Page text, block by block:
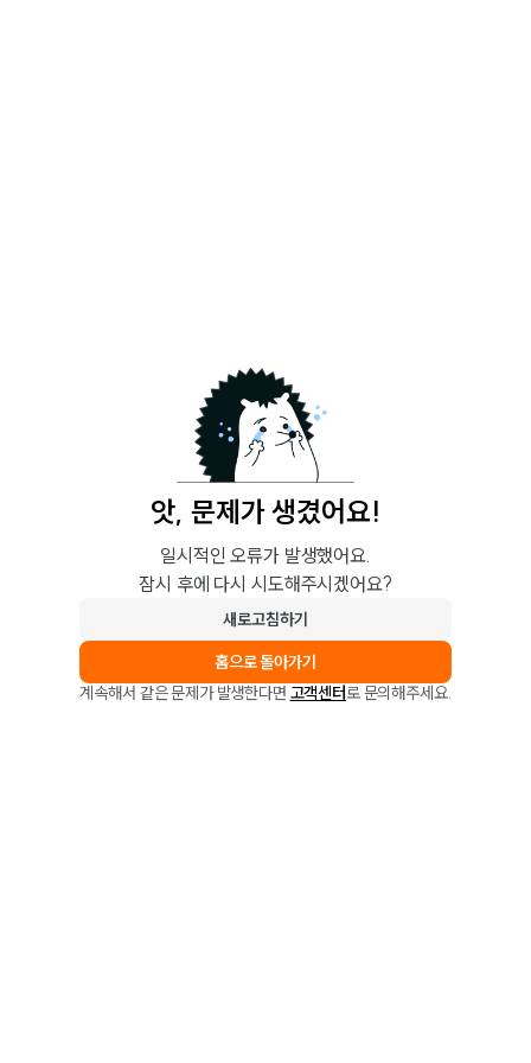
앗, 문제가 생겼어요!
일시적인 오류가 발생했어요.
잠시 후에 다시 시도해주시겠어요?
새로고침하기
홈으로 돌아가기
계속해서 같은 문제가 발생한다면 고객센터로 문의해주세요.